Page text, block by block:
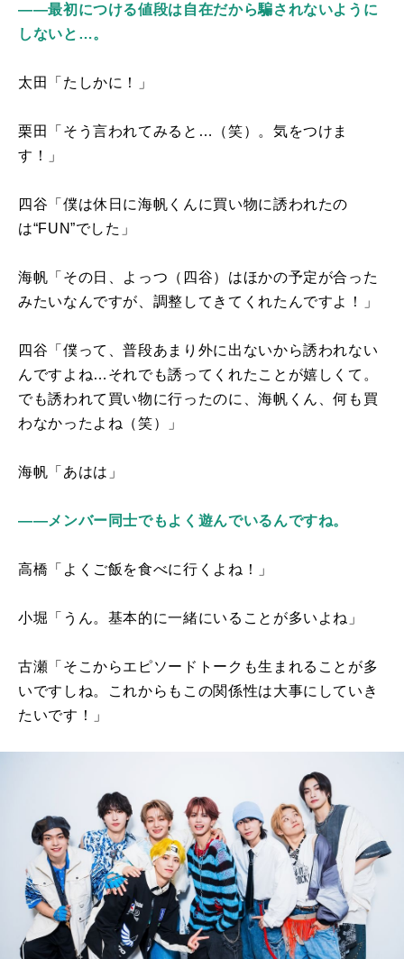
――最初につける値段は自在だから騙されないように
しないと…。
太田「たしかに！」
栗田「そう言われてみると…（笑）。気をつけま
す！」
四谷「僕は休日に海帆くんに買い物に誘われたの
は“FUN”でした」
海帆「その日、よっつ（四谷）はほかの予定が合った
みたいなんですが、調整してきてくれたんですよ！」
四谷「僕って、普段あまり外に出ないから誘われない
んですよね…それでも誘ってくれたことが嬉しくて。
でも誘われて買い物に行ったのに、海帆くん、何も買
わなかったよね（笑）」
海帆「あはは」
――メンバー同士でもよく遊んでいるんですね。
高橋「よくご飯を食べに行くよね！」
小堀「うん。基本的に一緒にいることが多いよね」
古瀬「そこからエピソードトークも生まれることが多
いですしね。これからもこの関係性は大事にしていき
たいです！」